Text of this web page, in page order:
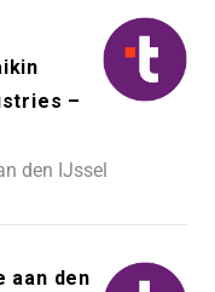
–
den IJssel
aan den